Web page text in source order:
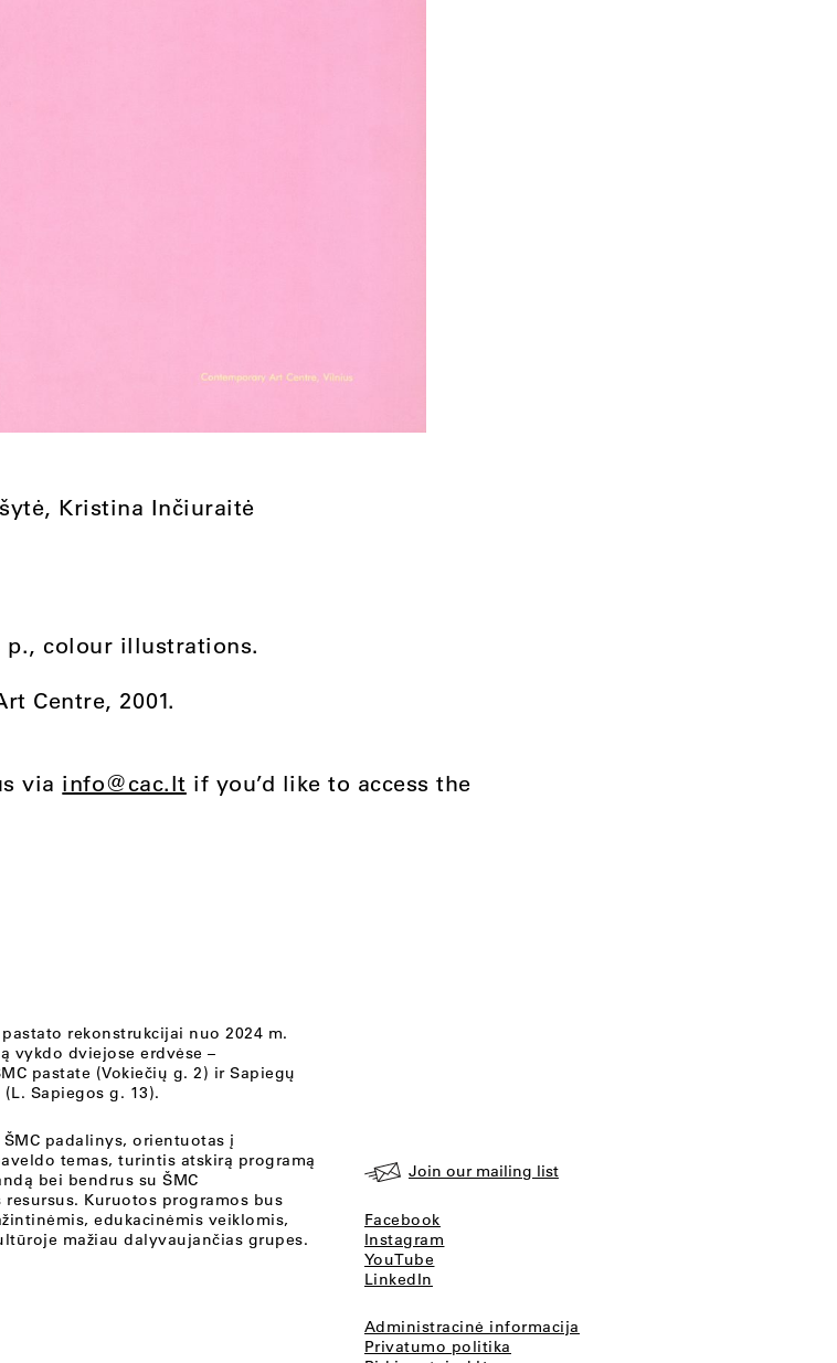
Kristina Inčiuraitė
p., colour illustrations.
Centre, 2001.
via info@cac.lt if you’d like to access the
pastato rekonstrukcijai nuo 2024 m.
vykdo dviejose erdvėse –
pastate (Vokiečių g. 2) ir Sapiegų
Sapiegos g. 13).
ŠMC padalinys, orientuotas į
temas, turintis atskirą programą
bei bendrus su ŠMC
Kuruotos programos bus
edukacinėmis veiklomis,
mažiau dalyvaujančias grupes.
Join our mailing list
Facebook
Instagram
YouTube
LinkedIn
Administracinė informacija
Privatumo politika